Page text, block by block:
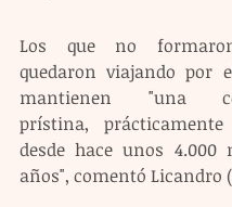
Los que no
quedaron viajando por
mantienen "una
prístina,
desde hace unos 4.000
años", comentó Licandro